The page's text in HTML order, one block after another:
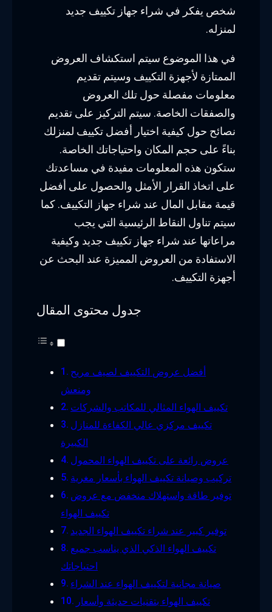
شخص يفكر في شراء جهاز تكييف جديد
لمنزله.
في هذا الموضوع سيتم استكشاف العروض
الممتازة لأجهزة التكييف وسيتم تقديم
معلومات مفصلة حول تلك العروض
والصفقات الخاصة. سيتم التركيز على تقديم
نصائح حول كيفية اختيار أفضل تكييف لمنزلك
بناءً على حجم المكان واحتياجاتك الخاصة.
ستكون هذه المعلومات مفيدة في مساعدتك
على اتخاذ القرار الأمثل والحصول على أفضل
قيمة مقابل المال عند شراء جهاز التكييف. كما
سيتم تناول النقاط الرئيسية التي يجب
مراعاتها عند شراء جهاز تكييف جديد وكيفية
الاستفادة من العروض المميزة عند البحث عن
أجهزة التكييف.
جدول محتوى المقال
أفضل عروض التكييف لصيف مريح
ومنعش
تكييف الهواء المثالي للمكاتب والشركات
تكييف مركزي عالي الكفاءة للمنازل
الكبيرة
عروض رائعة على تكييف الهواء المحمول
تركيب وصيانة تكييف الهواء بأسعار مغرية
توفير طاقة واستهلاك منخفض مع عروض
تكييف الهواء
توفير كبير عند شراء تكييف الهواء الجديد
تكييف الهواء الذكي الذي يناسب جميع
احتياجاتك
صيانة مجانية لتكييف الهواء عند الشراء
تكييف الهواء بتقنيات حديثة وأسعار